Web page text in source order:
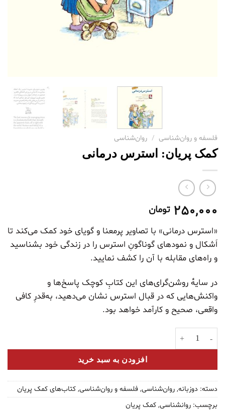
فلسفه و روان‌شناسی / روان‌شناسی
کمک پریان: استرس درمانی
250,000 تومان
«استرس درمانی» با تصاویر پرمعنا و گویای خود کمک می‌کند تا
اَشکال و نمودهای گوناگونِ استرس را در زندگی خود بشناسید
و راه‌های مقابله با آن را کشف نمایید.
در سایهٔ روشن‌گرای‌های این کتابِ کوچک پاسخ‌ها و
واکنش‌هایی که در قبال استرس نشان می‌دهید، به‌قدرِ کافی
واقعی، صحیح و کارآمد خواهد بود.
کمک پریان: استرس درمانی عدد
افزودن به سبد خرید
دسته: دوزبانه, روان‌شناسی, فلسفه و روان‌شناسی, کتاب‌های کمک پریان
برچسب: روانشناسی, کمک پریان